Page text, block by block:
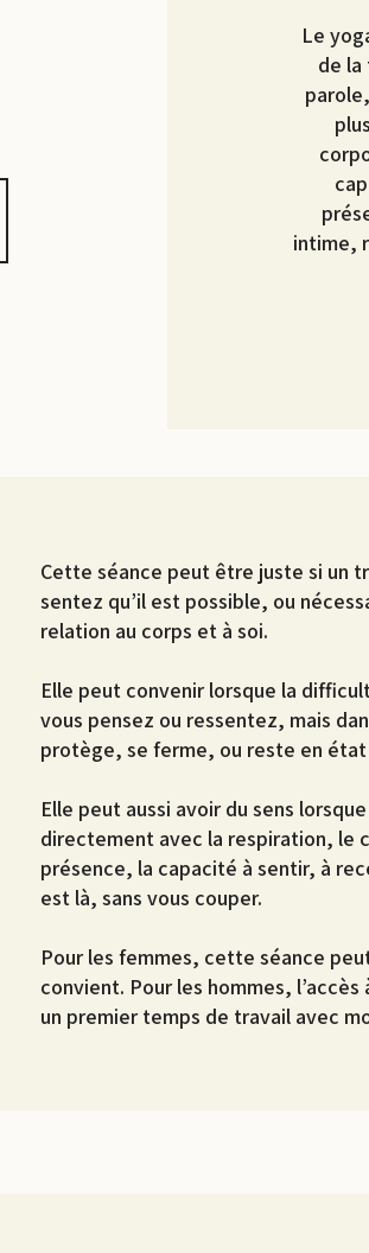
Le
de la
intime,
Cette séance peut être juste si un
sentez qu’il est possible, ou
relation au corps et à soi.
Elle peut convenir lorsque la
vous pensez ou ressentez, mais
protège, se ferme, ou reste en état
Elle peut aussi avoir du sens
directement avec la respiration, le
présence, la capacité à sentir, à
est là, sans vous couper.
Pour les femmes, cette séance
convient. Pour les hommes,
un premier temps de travail avec